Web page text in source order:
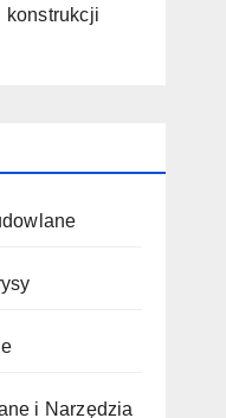
konstrukcji
i Narzędzia